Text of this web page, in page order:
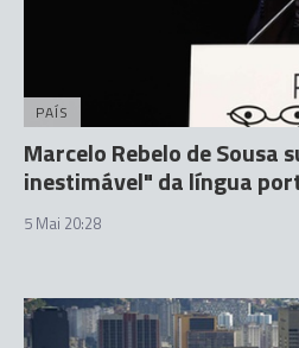
PAÍS
Marcelo Rebelo de Sousa
inestimável" da língua
5 Mai 20:28